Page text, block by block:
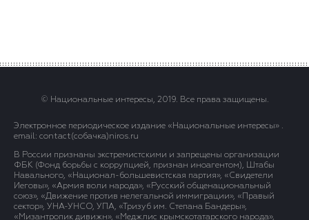
© Национальные интересы, 2019. Все права защищены.
Электронное периодическое издание «Национальные интересы» .
email: contact(сoбaчка)niros.ru
В России признаны экстремистскими и запрещены организации
ФБК (Фонд борьбы с коррупцией, признан иноагентом), Штабы
Навального, «Национал-большевистская партия», «Свидетели
Иеговы», «Армия воли народа», «Русский общенациональный
союз», «Движение против нелегальной иммиграции», «Правый
сектор», УНА-УНСО, УПА, «Тризуб им. Степана Бандеры»,
«Мизантропик дивижн», «Меджлис крымскотатарского народа»,